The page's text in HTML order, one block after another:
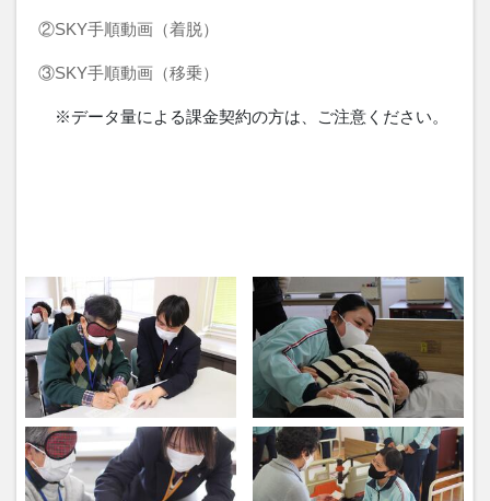
②SKY手順動画（着脱）
③SKY手順動画（移乗）
※データ量による課金契約の方は、ご注意ください。